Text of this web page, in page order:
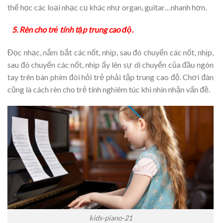
thể học các loại nhạc cụ khác như organ, guitar…nhanh hơn.
5. Rèn cho trẻ tính tập trung cao độ.
Đọc nhạc, nắm bắt các nốt, nhịp, sau đó chuyển các nốt, nhịp,
sau đó chuyển các nốt, nhịp ấy lên sự di chuyển của đầu ngón
tay trên bàn phím đòi hỏi trẻ phải tập trung cao độ. Chơi đàn
cũng là cách rèn cho trẻ tính nghiêm túc khi nhìn nhận vấn đề.
kids-piano-21